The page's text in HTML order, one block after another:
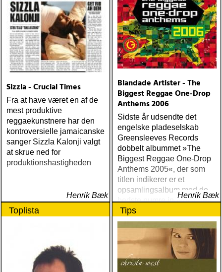
WILLIE NELSON; bob
cheevers : tall texas tales
(inbred) ÅRETS PLATTA,
ALLA KATEGORIER, HELT
ENKELT: citizen k : meet
citizen k (paraply) ÅRETS
MANLIGA RÖST: clarence
bucaro : new orleans
(hyena) ÅRETS GILLIAN
WELCH: dave rawlings
friend (acony) ÅRETS
MEST UNDANGÖMDA:
david mead : almost &
always (david mead)
ÅRETS FLEET
FOXES/LOW ANTHEM:
dawes : north hills (ato)
ÅRETS 'LILLA' PAUL
SIMON: harper simon :
harper simon (tulsi) ÅRETS
matthews : joy mining
(matrix) ÅRETS FANBASE-
PROJEKT: jill sobule :
california years (pinko)
Sizzla - Crucial Times
Fra at have været en af de
mest produktive
reggaekunstnere har den
kontroversielle jamaicanske
sanger Sizzla Kalonji valgt
at skrue ned for
produktionshastigheden
Henrik Bæk
Blandade Artister - The
Biggest Reggae One-Drop
Anthems 2006
Sidste år udsendte det
engelske pladeselskab
Greensleeves Records
dobbelt albummet »The
Biggest Reggae One-Drop
Anthems 2005«, der som
titlen indikerer er et
opsamlingsalbum med de
bedste numre indenfor den
populære reggaestil kaldet
one-drop
Henrik Bæk
Toplista Tips